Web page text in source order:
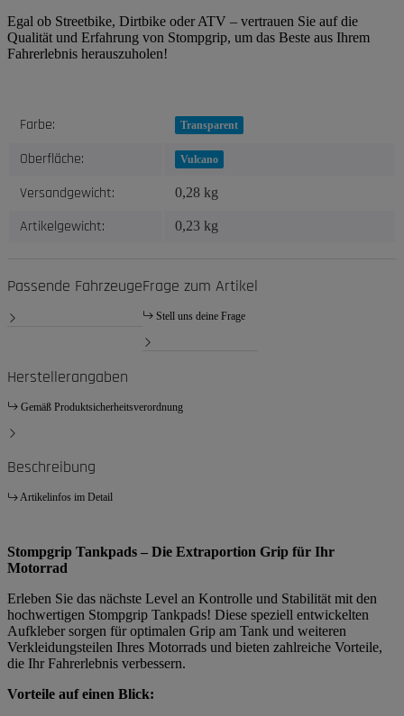
Egal ob Streetbike, Dirtbike oder ATV – vertrauen Sie auf die
Qualität und Erfahrung von Stompgrip, um das Beste aus Ihrem
Fahrerlebnis herauszuholen!
Produkteigenschaft
Wert
Farbe: Transparent
Oberfläche: Vulcano
Versandgewicht: 0,28 kg
Artikelgewicht: 0,23 kg
Passende FahrzeugeFrage zum Artikel
Stell uns deine Frage
Herstellerangaben
Gemäß Produktsicherheitsverordnung
Beschreibung
Artikelinfos im Detail
Stompgrip Tankpads – Die Extraportion Grip für Ihr
Motorrad
Erleben Sie das nächste Level an Kontrolle und Stabilität mit den
hochwertigen Stompgrip Tankpads! Diese speziell entwickelten
Aufkleber sorgen für optimalen Grip am Tank und weiteren
Verkleidungsteilen Ihres Motorrads und bieten zahlreiche Vorteile,
die Ihr Fahrerlebnis verbessern.
Vorteile auf einen Blick: